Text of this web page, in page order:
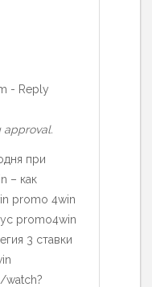
- Reply
approval.
при
– как
promo 4win
promo4win
3 ставки
watch?